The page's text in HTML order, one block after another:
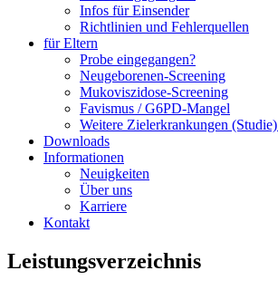
Infos für Einsender
Richtlinien und Fehlerquellen
für Eltern
Probe eingegangen?
Neugeborenen-Screening
Mukoviszidose-Screening
Favismus / G6PD-Mangel
Weitere Zielerkrankungen (Studie)
Downloads
Informationen
Neuigkeiten
Über uns
Karriere
Kontakt
Leistungsverzeichnis